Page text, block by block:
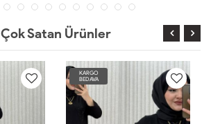
Çok Satan Ürünler
KARGO
BEDAVA